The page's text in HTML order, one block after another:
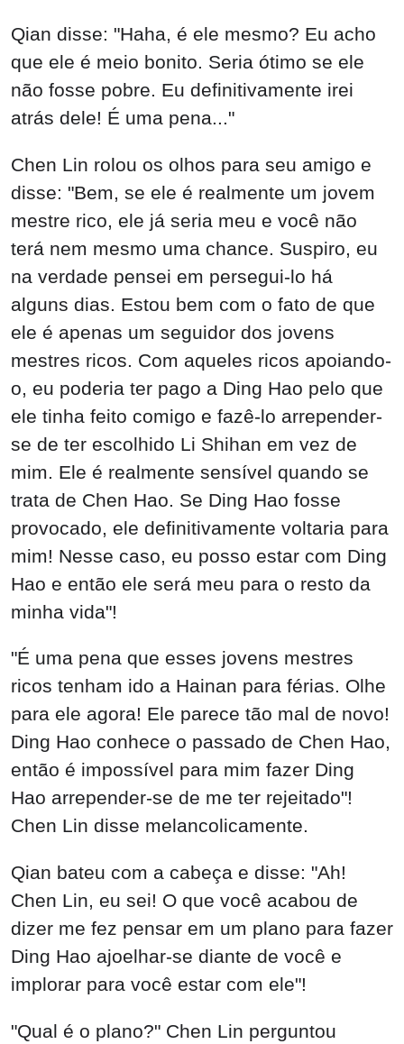
Qian disse: "Haha, é ele mesmo? Eu acho
que ele é meio bonito. Seria ótimo se ele
não fosse pobre. Eu definitivamente irei
atrás dele! É uma pena..."
Chen Lin rolou os olhos para seu amigo e
disse: "Bem, se ele é realmente um jovem
mestre rico, ele já seria meu e você não
terá nem mesmo uma chance. Suspiro, eu
na verdade pensei em persegui-lo há
alguns dias. Estou bem com o fato de que
ele é apenas um seguidor dos jovens
mestres ricos. Com aqueles ricos apoiando-
o, eu poderia ter pago a Ding Hao pelo que
ele tinha feito comigo e fazê-lo arrepender-
se de ter escolhido Li Shihan em vez de
mim. Ele é realmente sensível quando se
trata de Chen Hao. Se Ding Hao fosse
provocado, ele definitivamente voltaria para
mim! Nesse caso, eu posso estar com Ding
Hao e então ele será meu para o resto da
minha vida"!
"É uma pena que esses jovens mestres
ricos tenham ido a Hainan para férias. Olhe
para ele agora! Ele parece tão mal de novo!
Ding Hao conhece o passado de Chen Hao,
então é impossível para mim fazer Ding
Hao arrepender-se de me ter rejeitado"!
Chen Lin disse melancolicamente.
Qian bateu com a cabeça e disse: "Ah!
Chen Lin, eu sei! O que você acabou de
dizer me fez pensar em um plano para fazer
Ding Hao ajoelhar-se diante de você e
implorar para você estar com ele"!
"Qual é o plano?" Chen Lin perguntou